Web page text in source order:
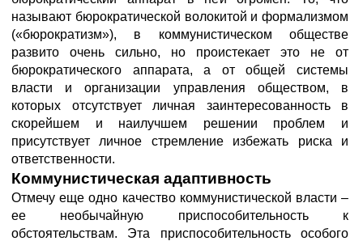
называют бюрократической волокитой и формализмом
(«бюрократизм»), в коммунистическом обществе
развито очень сильно, но проистекает это не от
бюрократического аппарата, а от общей системы
власти и организации управления обществом, в
которых отсутствует личная заинтересованность в
скорейшем и наилучшем решении проблем и
присутствует личное стремление избежать риска и
ответственности.
Коммунистическая адаптивность
Отмечу еще одно качество коммунистической власти –
ее необычайную приспособительность к
обстоятельствам. Эта приспособительность особого